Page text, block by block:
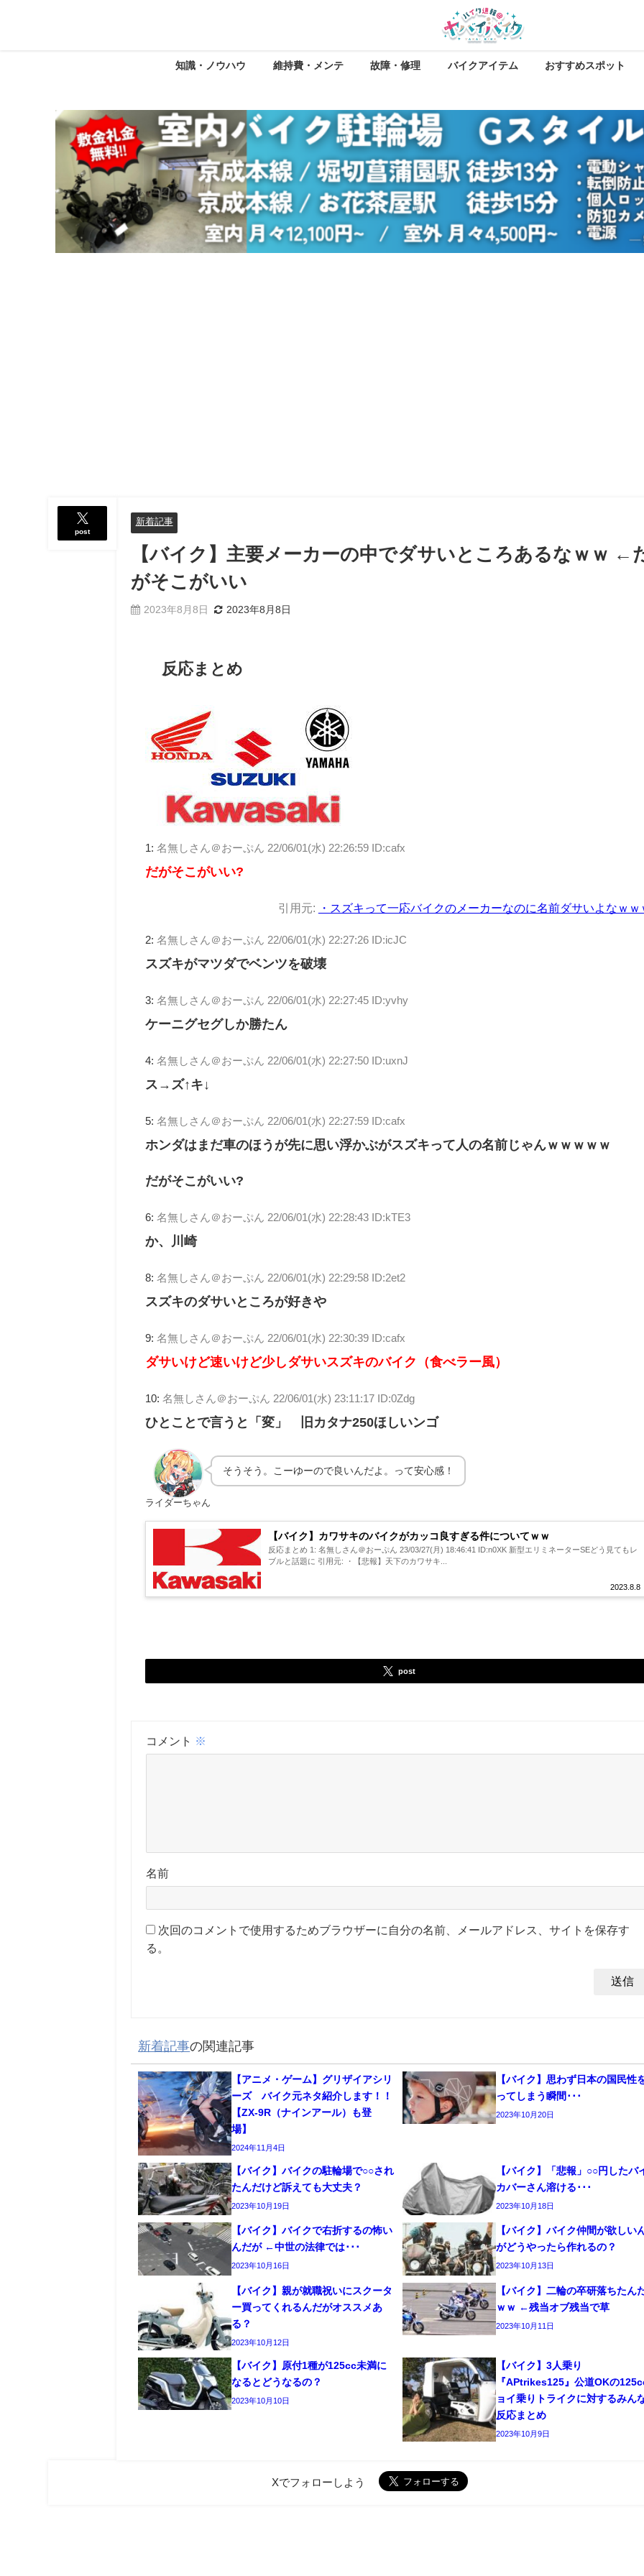
知識・ノウハウ 維持費・メンテ 故障・修理 バイクアイテム おすすめスポット
post
新着記事
【バイク】主要メーカーの中でダサいところあるなｗｗ ←
がそこがいい
2023年8月8日 2023年8月8日
反応まとめ
1: 名無しさん＠おーぷん 22/06/01(水) 22:26:59 ID:cafx
だがそこがいい?
引用元: ・スズキって一応バイクのメーカーなのに名前ダサいよなｗｗ
2: 名無しさん＠おーぷん 22/06/01(水) 22:27:26 ID:icJC
スズキがマツダでベンツを破壊
3: 名無しさん＠おーぷん 22/06/01(水) 22:27:45 ID:yvhy
ケーニグセグしか勝たん
4: 名無しさん＠おーぷん 22/06/01(水) 22:27:50 ID:uxnJ
ス→ズ↑キ↓
5: 名無しさん＠おーぷん 22/06/01(水) 22:27:59 ID:cafx
ホンダはまだ車のほうが先に思い浮かぶがスズキって人の名前じゃんｗｗｗｗｗ
だがそこがいい?
6: 名無しさん＠おーぷん 22/06/01(水) 22:28:43 ID:kTE3
か、川崎
8: 名無しさん＠おーぷん 22/06/01(水) 22:29:58 ID:2et2
スズキのダサいところが好きや
9: 名無しさん＠おーぷん 22/06/01(水) 22:30:39 ID:cafx
ダサいけど速いけど少しダサいスズキのバイク（食べラー風）
10: 名無しさん＠おーぷん 22/06/01(水) 23:11:17 ID:0Zdg
ひとことで言うと「変」 旧カタナ250ほしいンゴ
ライダーちゃん
そうそう。こーゆーので良いんだよ。って安心感！
【バイク】カワサキのバイクがカッコ良すぎる件についてｗｗ
2023.8.8
反応まとめ 1: 名無しさん＠おーぷん 23/03/27(月) 18:46:41 ID:n0XK 新型エリミネーターSEどう見てもレ
ブルと話題に 引用元: ・【悲報】天下のカワサキ...
post
コメント ※
名前
次回のコメントで使用するためブラウザーに自分の名前、メールアドレス、サイトを保存す
る。
新着記事の関連記事
【アニメ・ゲーム】グリザイアシリ
ーズ バイク元ネタ紹介します！！
【ZX-9R（ナインアール）も登
場】
2024年11月4日
【バイク】思わず日本の国民性
ってしまう瞬間･･･
2023年10月20日
【バイク】バイクの駐輪場で○○され
たんだけど訴えても大丈夫？
2023年10月19日
【バイク】「悲報」○○円したバ
カバーさん溶ける･･･
2023年10月18日
【バイク】バイクで右折するの怖い
んだが ←中世の法律では･･･
2023年10月16日
【バイク】バイク仲間が欲しい
がどうやったら作れるの？
2023年10月13日
【バイク】親が就職祝いにスクータ
ー買ってくれるんだがオススメあ
る？
2023年10月12日
【バイク】二輪の卒研落ちたん
ｗｗ ←残当オブ残当で草
2023年10月11日
【バイク】原付1種が125cc未満に
なるとどうなるの？
2023年10月10日
【バイク】3人乗り
『APtrikes125』公道OKの
ョイ乗りトライクに対するみん
反応まとめ
2023年10月9日
Xでフォローしよう